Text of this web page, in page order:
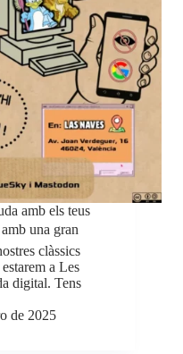
amb els teus
una gran
clàssics
a Les
digital. Tens
de 2025